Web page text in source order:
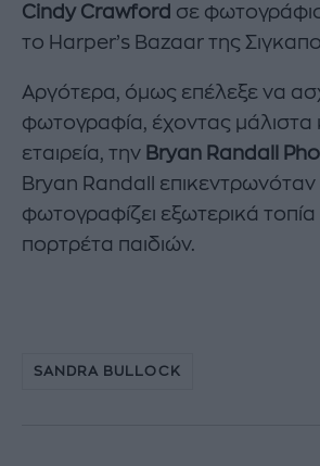
Cindy Crawford σε
το Harper’s Bazaar της
Αργότερα, όμως επέλεξε να
φωτογραφία, έχοντας μάλιστα
εταιρεία, την Bryan Randall
Bryan Randall επικεντρωνόταν
φωτογραφίζει εξωτερικά τοπία
πορτρέτα παιδιών.
SANDRA BULLOCK